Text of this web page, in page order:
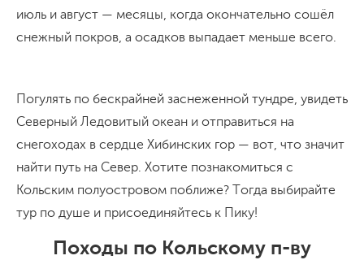
июль и август — месяцы, когда окончательно сошёл
снежный покров, а осадков выпадает меньше всего.
Погулять по бескрайней заснеженной тундре, увидеть
Северный Ледовитый океан и отправиться на
снегоходах в сердце Хибинских гор — вот, что значит
найти путь на Север. Хотите познакомиться с
Кольским полуостровом поближе? Тогда выбирайте
тур по душе и присоединяйтесь к Пику!
Походы по Кольскому п-ву